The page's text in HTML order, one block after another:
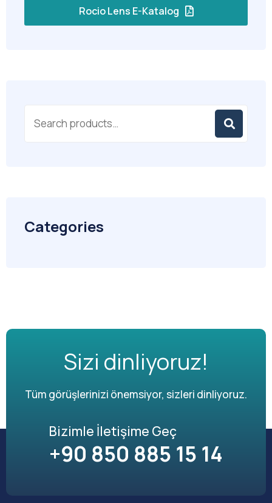
Rocio Lens E-Katalog
Categories
Sizi dinliyoruz!
Tüm görüşlerinizi önemsiyor, sizleri dinliyoruz.
Bizimle İletişime Geç
+90 850 885 15 14